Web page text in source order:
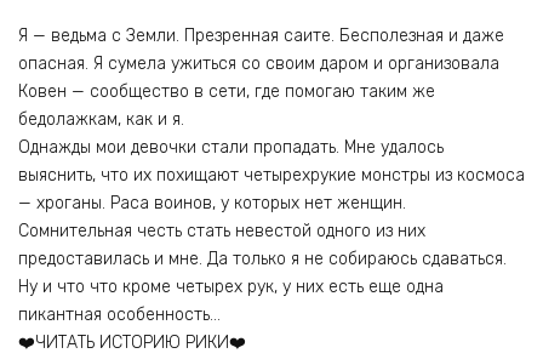
Я — ведьма с Земли. Презренная саите. Бесполезная и даже
опасная. Я сумела ужиться со своим даром и организовала
Ковен — сообщество в сети, где помогаю таким же
бедолажкам, как и я.
Однажды мои девочки стали пропадать. Мне удалось
выяснить, что их похищают четырехрукие монстры из космоса
— хроганы. Раса воинов, у которых нет женщин.
Сомнительная честь стать невестой одного из них
предоставилась и мне. Да только я не собираюсь сдаваться.
Ну и что что кроме четырех рук, у них есть еще одна
пикантная особенность…
❤️ЧИТАТЬ ИСТОРИЮ РИКИ❤️